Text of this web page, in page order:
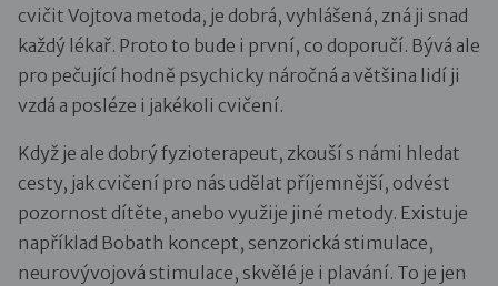
cvičit Vojtova metoda, je dobrá, vyhlášená, zná ji snad
každý lékař. Proto to bude i první, co doporučí. Bývá ale
pro pečující hodně psychicky náročná a většina lidí ji
vzdá a posléze i jakékoli cvičení.
Když je ale dobrý fyzioterapeut, zkouší s námi hledat
cesty, jak cvičení pro nás udělat příjemnější, odvést
pozornost dítěte, anebo využije jiné metody. Existuje
například Bobath koncept, senzorická stimulace,
neurovývojová stimulace, skvělé je i plavání. To je jen